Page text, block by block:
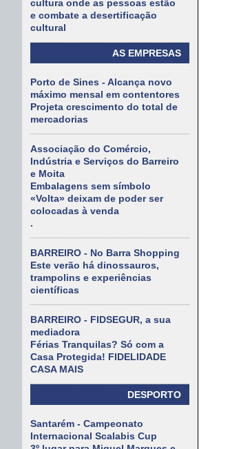
cultura onde as pessoas estão
e combate a desertificação
cultural
AS EMPRESAS
Porto de Sines - Alcança novo
máximo mensal em contentores
Projeta crescimento do total de
mercadorias
Associação do Comércio,
Indústria e Serviços do Barreiro
e Moita
Embalagens sem símbolo
«Volta» deixam de poder ser
colocadas à venda
.
BARREIRO - No Barra Shopping
Este verão há dinossauros,
trampolins e experiências
científicas
BARREIRO - FIDSEGUR, a sua
mediadora
Férias Tranquilas? Só com a
Casa Protegida! FIDELIDADE
CASA MAIS
DESPORTO
Santarém - Campeonato
Internacional Scalabis Cup